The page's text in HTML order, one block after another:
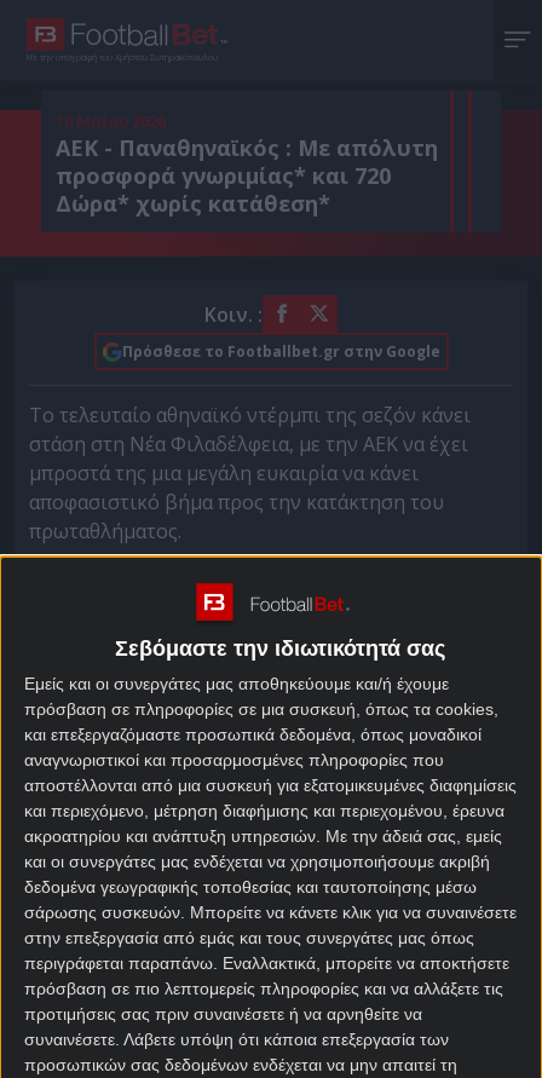
Σεβόμαστε την ιδιωτικότητά σας
Εμείς και οι συνεργάτες μας αποθηκεύουμε και/ή έχουμε
πρόσβαση σε πληροφορίες σε μια συσκευή, όπως τα cookies,
και επεξεργαζόμαστε προσωπικά δεδομένα, όπως μοναδικοί
αναγνωριστικοί και προσαρμοσμένες πληροφορίες που
αποστέλλονται από μια συσκευή για εξατομικευμένες διαφημίσεις
και περιεχόμενο, μέτρηση διαφήμισης και περιεχομένου, έρευνα
ακροατηρίου και ανάπτυξη υπηρεσιών. Με την άδειά σας, εμείς
και οι συνεργάτες μας ενδέχεται να χρησιμοποιήσουμε ακριβή
δεδομένα γεωγραφικής τοποθεσίας και ταυτοποίησης μέσω
σάρωσης συσκευών. Μπορείτε να κάνετε κλικ για να συναινέσετε
στην επεξεργασία από εμάς και τους συνεργάτες μας όπως
περιγράφεται παραπάνω. Εναλλακτικά, μπορείτε να αποκτήσετε
πρόσβαση σε πιο λεπτομερείς πληροφορίες και να αλλάξετε τις
προτιμήσεις σας πριν συναινέσετε ή να αρνηθείτε να
συναινέσετε. Λάβετε υπόψη ότι κάποια επεξεργασία των
προσωπικών σας δεδομένων ενδέχεται να μην απαιτεί τη
Με την υπογραφή του Χρήστου Σωτηρακόπουλου
10 Μαΐου 2026
ΑΕΚ - Παναθηναϊκός : Με απόλυτη
προσφορά γνωριμίας* και 720
Δώρα* χωρίς κατάθεση*
Κοιν. :
Πρόσθεσε το Footballbet.gr στην Google
Το τελευταίο αθηναϊκό ντέρμπι της σεζόν κάνει
στάση στη Νέα Φιλαδέλφεια, με την ΑΕΚ να έχει
μπροστά της μια μεγάλη ευκαιρία να κάνει
αποφασιστικό βήμα προς την κατάκτηση του
πρωταθλήματος.
Σούπερ έπαθλο* ανταμοιβής στο ΑΕΚ –
Η «Ένωση» μπαίνει στην τελική ευθεία με ξεκάθαρο
στόχο: να πάρει το αποτέλεσμα που χρειάζεται και
να πλησιάσει ακόμη περισσότερο στον τίτλο. Από
την άλλη, ο Παναθηναϊκός θα αγωνιστεί για το
γόητρο και την ιστορία του, καθώς μετά τη «λευκή»
ισοπαλία στη Λεωφόρο, έχασε και μαθηματικά τις
ελπίδες του για να κυνηγήσει κάτι καλύτερο από
την 4η θέση.
Απόλυτη προσφορά γνωριμίας* με 720 Δώρα*
χωρίς κατάθεση*!
Το Mission ανεβάζει το επίπεδο και μετατρέπει κάθε
σου επιλογή σε ευκαιρία για έπαθλο* ανταμοιβής.
Τα δώρα* δίνουν το ιδανικό ξεκίνημα σε κάθε νέο